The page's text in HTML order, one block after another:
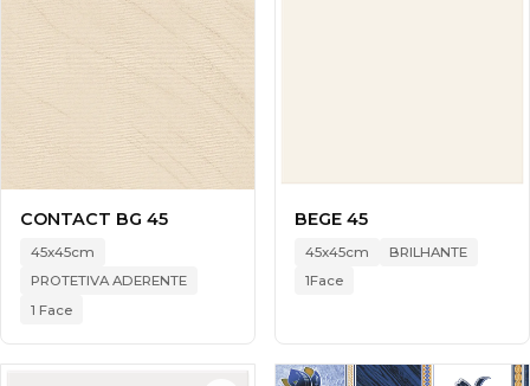
CONTACT BG 45
45x45cm
PROTETIVA ADERENTE
1 Face
BEGE 45
45x45cm
BRILHANTE
1Face